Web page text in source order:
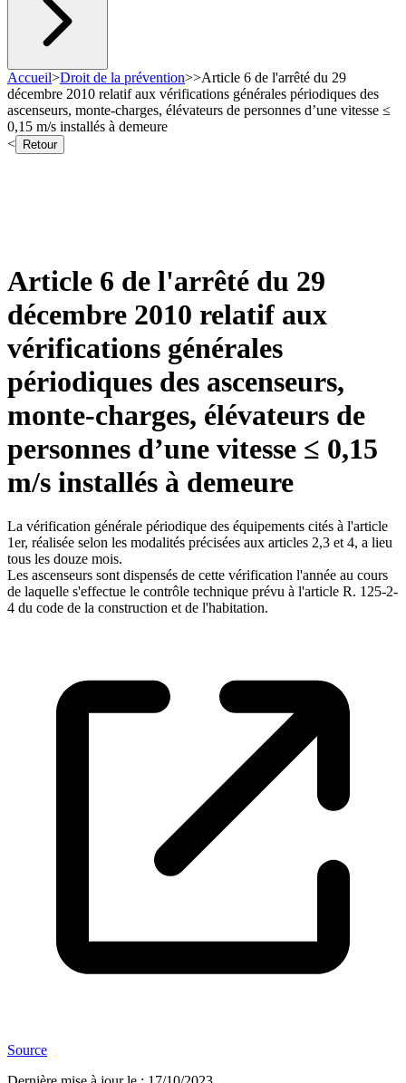
Accueil>Droit de la prévention>>Article 6 de l'arrêté du 29
décembre 2010 relatif aux vérifications générales périodiques des
ascenseurs, monte-charges, élévateurs de personnes d’une vitesse ≤
0,15 m/s installés à demeure
<
Retour
Article 6 de l'arrêté du 29
décembre 2010 relatif aux
vérifications générales
périodiques des ascenseurs,
monte-charges, élévateurs de
personnes d’une vitesse ≤ 0,15
m/s installés à demeure
La vérification générale périodique des équipements cités à l'article
1er, réalisée selon les modalités précisées aux articles 2,3 et 4, a lieu
tous les douze mois.
Les ascenseurs sont dispensés de cette vérification l'année au cours
de laquelle s'effectue le contrôle technique prévu à l'article R. 125-2-
4 du code de la construction et de l'habitation.
Source